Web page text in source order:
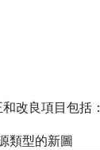
改良項目包括：
類型的新圖